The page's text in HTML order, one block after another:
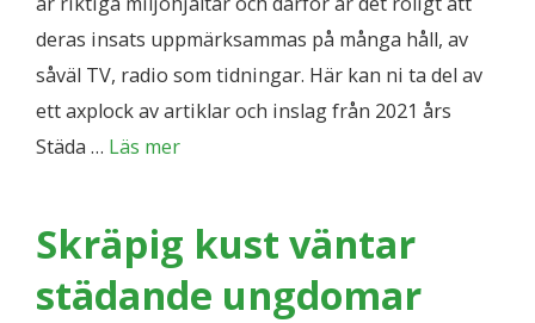
deras insats uppmärksammas på många håll, av
såväl TV, radio som tidningar. Här kan ni ta del av
ett axplock av artiklar och inslag från 2021 års
Städa … Läs mer
Skräpig kust väntar
städande ungdomar